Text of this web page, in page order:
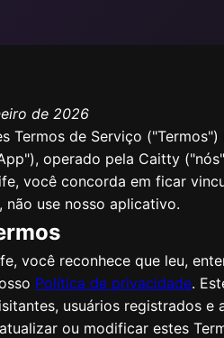
de 2026
Termos de Serviço
operado pela Caitty
você concorda em ficar
use nosso aplicativo.
você reconhece que leu,
Política de privacidade.
usuários registrados e
ou modificar estes